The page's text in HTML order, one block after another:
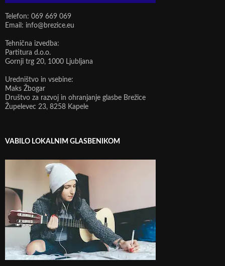
Telefon: 069 669 069
Email: info@brezice.eu
Tehnična izvedba:
Partitura d.o.o.
Gornji trg 20, 1000 Ljubljana
Uredništvo in vsebine:
Maks Žbogar
Društvo za razvoj in ohranjanje glasbe Brežice
Župelevec 23, 8258 Kapele
VABILO LOKALNIM GLASBENIKOM